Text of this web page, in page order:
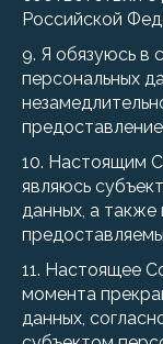
Российской
9. Я обязуюсь в
персональных
10. Настоящим
являюсь
данных, а
11. Настоящее
момента
данных,